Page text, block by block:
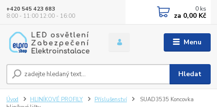
Menu
Hledat
+420 545 423 683
8:00 - 11:00 12:00 - 16:00
0 ks
za 0,00 Kč
Úvod HLINÍKOVÉ PROFILY Příslušenství
SUAD3535 Koncovka